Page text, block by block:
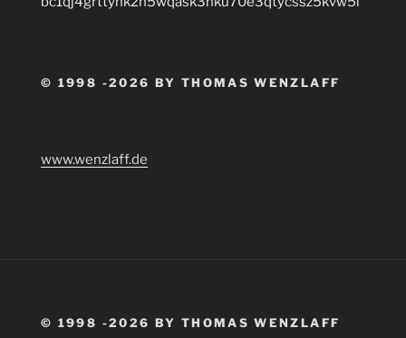
© 1998 -2026 BY THOMAS WENZLAFF
www.wenzlaff.de
© 1998 -2026 BY THOMAS WENZLAFF